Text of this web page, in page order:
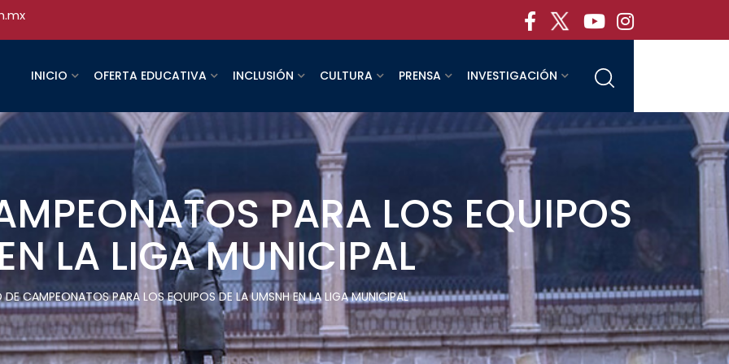
INICIO OFERTA EDUCATIVA INCLUSIÓN CULTURA PRENSA INVESTIGACIÓN
PARA LOS EQUIPOS
LA LIGA MUNICIPAL
DE CAMPEONATOS PARA LOS EQUIPOS DE LA UMSNH EN LA LIGA MUNICIPAL